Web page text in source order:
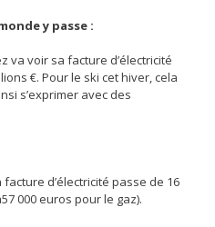
y passe :
va voir sa facture d’électricité
€. Pour le ski cet hiver, cela
s’exprimer avec des
d’électricité passe de 16
000 euros pour le gaz).